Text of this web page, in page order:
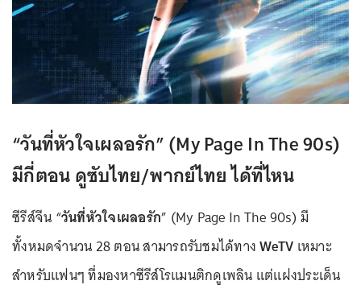
“วันที่หัวใจเผลอรัก” (My Page In The 90s)
มีกี่ตอน ดูซับไทย/พากย์ไทย ได้ที่ไหน
ซีรีส์จีน “วันที่หัวใจเผลอรัก” (My Page In The 90s) มี
ทั้งหมดจำนวน 28 ตอน สามารถรับชมได้ทางWeTV เหมาะ
สำหรับแฟนๆ ที่มองหาซีรีส์โรแมนติกดูเพลิน แต่แฝงประเด็น